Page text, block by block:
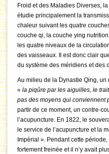
Froid et des Maladies Diverses,
étudie principalement la
chaleur suivant les quatre
couche qi, la couche ying
les quatre niveaux de la
des vaisseaux. Il est donc clair
du système des méridiens et des
Au milieu de la Dynastie Qing,
« la piqûre par les aiguilles, le
pas des moyens qui conviennent
partir de ce moment, un contre-
l’acupuncture. En 1822, le
le service de l’acupuncture et la
Impérial ». Pendant cette
fortement freinée et il n’y avait